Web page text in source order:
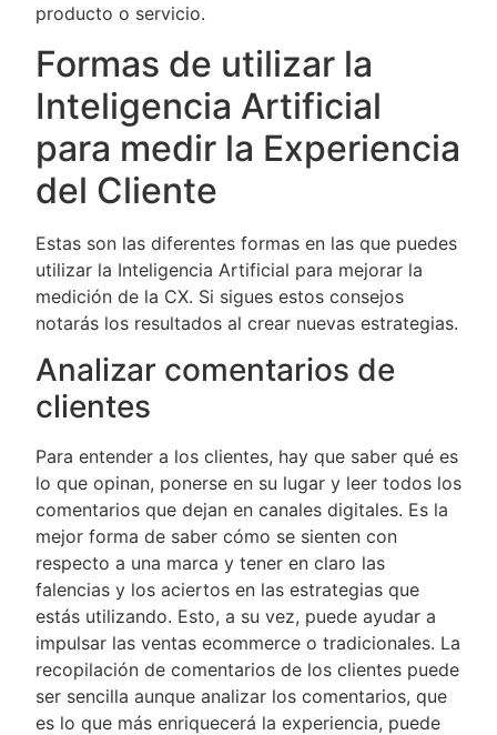
producto o servicio.
Formas de utilizar la
Inteligencia Artificial
para medir la Experiencia
del Cliente
Estas son las diferentes formas en las que puedes
utilizar la Inteligencia Artificial para mejorar la
medición de la CX. Si sigues estos consejos
notarás los resultados al crear nuevas estrategias.
Analizar comentarios de
clientes
Para entender a los clientes, hay que saber qué es
lo que opinan, ponerse en su lugar y leer todos los
comentarios que dejan en canales digitales. Es la
mejor forma de saber cómo se sienten con
respecto a una marca y tener en claro las
falencias y los aciertos en las estrategias que
estás utilizando. Esto, a su vez, puede ayudar a
impulsar las ventas ecommerce o tradicionales. La
recopilación de comentarios de los clientes puede
ser sencilla aunque analizar los comentarios, que
es lo que más enriquecerá la experiencia, puede